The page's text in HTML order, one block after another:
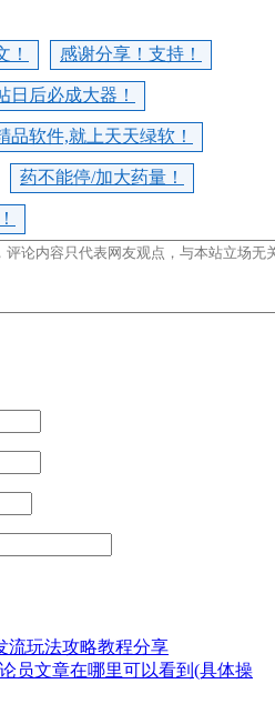
！ 感谢分享！支持！
日后必成大器！
品软件,就上天天绿软！
药不能停/加大药量！
流玩法攻略教程分享
员文章在哪里可以看到(具体操